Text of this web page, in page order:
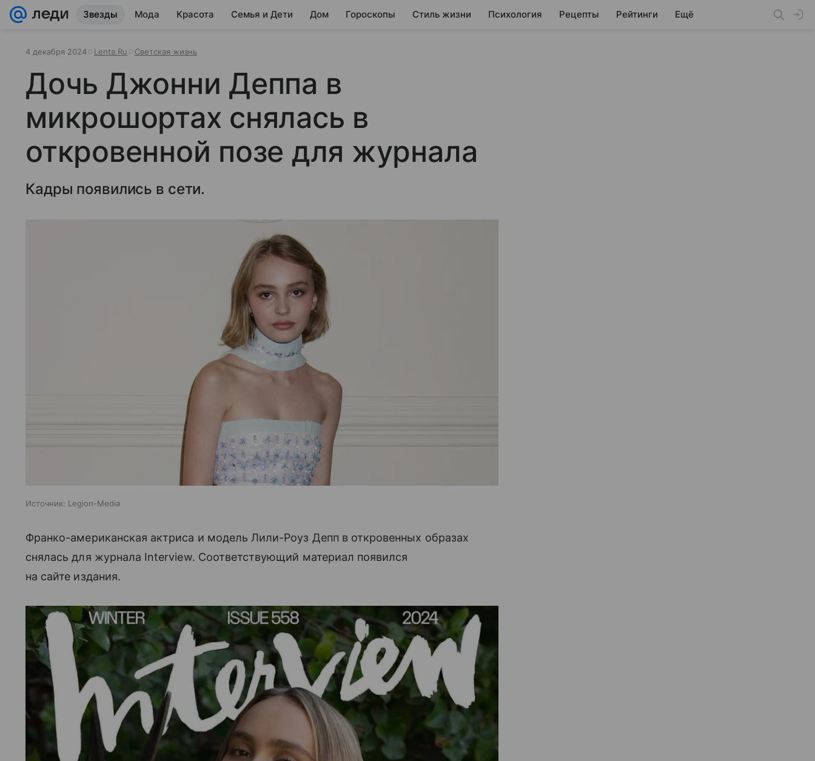
Звезды Мода Красота Семья и Дети Дом Гороскопы Стиль жизни Психология Рецепты Рейтинги Ещё
4 декабря 2024 Lenta.Ru Светская жизнь
Дочь Джонни Деппа в
микрошортах снялась в
откровенной позе для журнала
Кадры появились в сети.
Источник: Legion-Media
Франко-американская актриса и модель Лили-Роуз Депп в откровенных образах
снялась для журнала Interview. Соответствующий материал появился
на сайте издания.